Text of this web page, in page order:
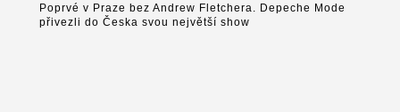
Poprvé v Praze bez Andrew Fletchera. Depeche Mode
přivezli do Česka svou největší show